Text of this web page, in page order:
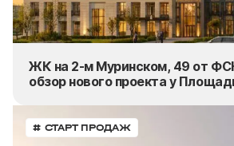
ЖК на 2-м Муринском, 49 от
обзор нового проекта у
# СТАРТ ПРОДАЖ